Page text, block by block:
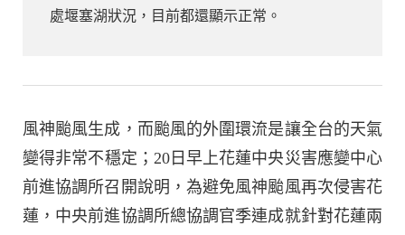
處堰塞湖狀況，目前都還顯示正常。
風神颱風生成，而颱風的外圍環流是讓全台的天氣
變得非常不穩定；20日早上花蓮中央災害應變中心
前進協調所召開說明，為避免風神颱風再次侵害花
蓮，中央前進協調所總協調官季連成就針對花蓮兩